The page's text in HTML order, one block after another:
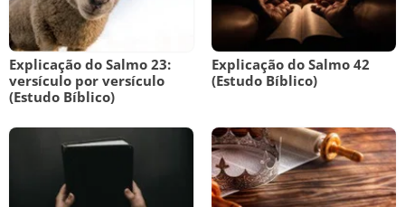
Explicação do Salmo 23:
versículo por versículo
(Estudo Bíblico)
Explicação do Salmo 42
(Estudo Bíblico)